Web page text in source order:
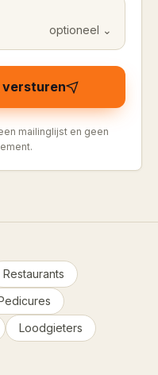
optioneel ⌄
versturen
mailinglijst en geen
Restaurants
Loodgieters